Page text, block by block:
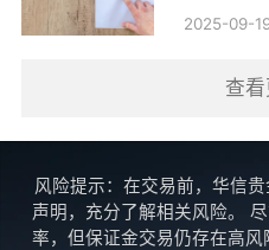
2025-09-
查
风险提示：在交易前，华信
声明，充分了解相关风险。
率，但保证金交易仍存在高